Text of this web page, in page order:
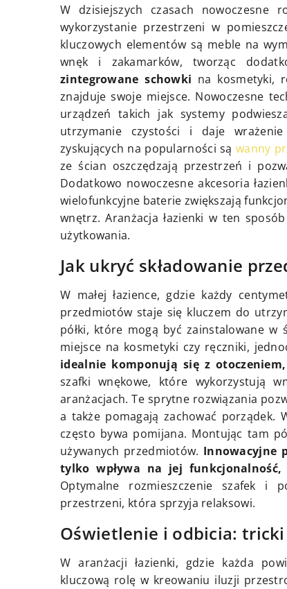
W dzisiejszych czasach nowoczesne
wykorzystanie przestrzeni w
kluczowych elementów są meble na
wnęk i zakamarków, tworząc
zintegrowane schowki na kosmetyki,
znajduje swoje miejsce. Nowoczesne
urządzeń takich jak systemy
utrzymanie czystości i daje
zyskujących na popularności są wanny
ze ścian oszczędzają przestrzeń i
Dodatkowo nowoczesne akcesoria
wielofunkcyjne baterie zwiększają
wnętrz. Aranżacja łazienki w ten
użytkowania.
Jak ukryć składowanie
W małej łazience, gdzie każdy
przedmiotów staje się kluczem do
półki, które mogą być zainstalowane w
miejsce na kosmetyki czy ręczniki,
idealnie komponują się z
szafki wnękowe, które wykorzystują
aranżacjach. Te sprytne rozwiązania
a także pomagają zachować
często bywa pomijana. Montując tam
używanych przedmiotów. Innowacyjne
tylko wpływa na jej
Optymalne rozmieszczenie szafek i
przestrzeni, która sprzyja relaksowi.
Oświetlenie i odbicia:
W aranżacji łazienki, gdzie każda
kluczową rolę w kreowaniu iluzji